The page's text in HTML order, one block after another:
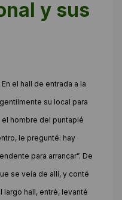
y sus
el hall de entrada a la
su local para
el hombre del puntapié
le pregunté: hay
para arrancar”. De
se veía de allí, y conté
largo hall, entré, levanté